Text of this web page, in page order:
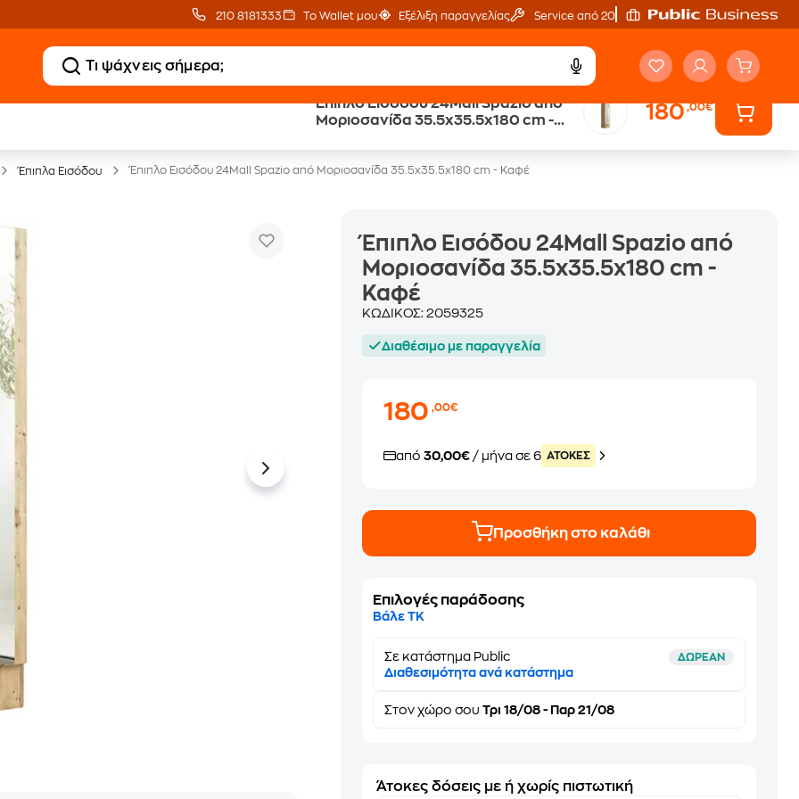
210 8181333 Το Wallet μου Εξέλιξη παραγγελίας Service από 20'
Έπιπλο Εισόδου 24Mall Spazio από
Μοριοσανίδα 35.5x35.5x180 cm -
180,00€
Έπιπλα Εισόδου Έπιπλο Εισόδου 24Mall Spazio από Μοριοσανίδα 35.5x35.5x180 cm - Καφέ
Έπιπλο Εισόδου 24Mall Spazio από
Μοριοσανίδα 35.5x35.5x180 cm -
Καφέ
ΚΩΔΙΚΟΣ:2059325
Διαθέσιμο με παραγγελία
180,00€
από30,00€ / μήνα σε 6 ATOKEΣ
Προσθήκη στο καλάθι
Επιλογές παράδοσης
Βάλε ΤΚ
Σε κατάστημα Public ΔΩΡΕΑΝ
Διαθεσιμότητα ανά κατάστημα
Στονχώρο σου Τρι 18/08 - Παρ 21/08
Άτοκες δόσεις με ή χωρίς πιστωτική